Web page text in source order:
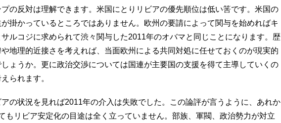
の反対は理解できます。米国にとりリビアの優先順位は低い筈です。米国の
掛かっているところではありません。欧州の要請によって関与を始めればキ
サルコジに求められて渋々関与した2011年のオバマと同じことになります。歴
や地理的近接さを考えれば、当面欧州による共同対処に任せておくのが現実的
ょうか。更に政治交渉については国連が主要国の支援を得て主導していくの
られます。
の状況を見れば2011年の介入は失敗でした。この論評が言うように、あれか
もリビア安定化の目途は全く立っていません。部族、軍閥、政治勢力が対立